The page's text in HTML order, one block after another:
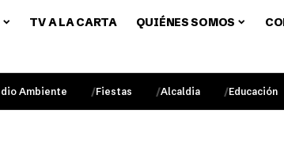
TV A LA CARTA QUIÉNES SOMOS
Ambiente Fiestas Alcaldia Educación